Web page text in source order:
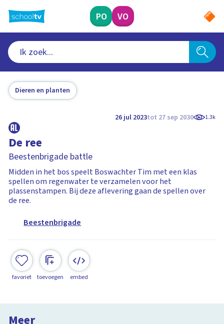
naar
hoofdinhoud
PO VO
Dieren en planten
26 jul 2023tot 27 sep 2030 1.3k
De ree
Beestenbrigade battle
Midden in het bos speelt Boswachter Tim met een klas
spellen om regenwater te verzamelen voor het
plassenstampen. Bij deze aflevering gaan de spellen over
de ree.
Beestenbrigade
favoriet toevoegen embed
Meer